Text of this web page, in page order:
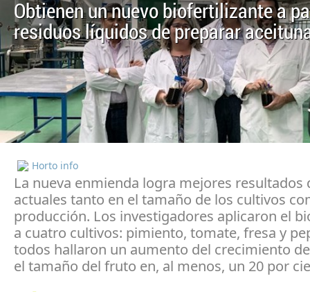
Obtienen un nuevo biofertilizante a
residuos líquidos de preparar
Horto info
La nueva enmienda logra mejores resultados
actuales tanto en el tamaño de los cultivos
producción. Los investigadores aplicaron el
a cuatro cultivos: pimiento, tomate, fresa y
todos hallaron un aumento del crecimiento
el tamaño del fruto en, al menos, un 20 por